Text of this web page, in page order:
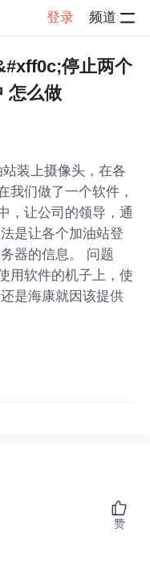
登录 频道
详情
停止两个
怎么做
装上摄像头，在各
我们做了一个软件，
，让公司的领导，通
是让各个加油站登
器的信息。 问题
用软件的机子上，使
是海康就因该提供
赞